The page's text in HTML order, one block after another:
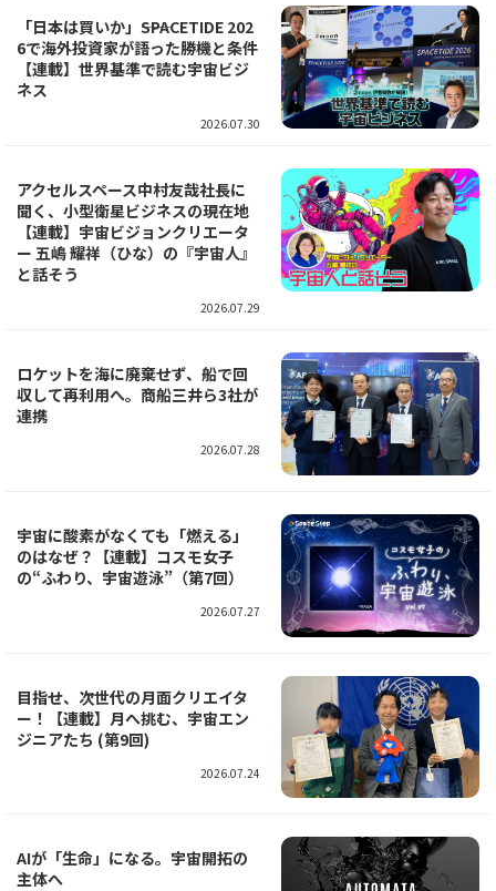
「日本は買いか」――SPACETIDE 202
6で海外投資家が語った勝機と条件
【連載】世界基準で読む宇宙ビジ
ネス
2026.07.30
アクセルスペース中村友哉社長に
聞く、小型衛星ビジネスの現在地
【連載】宇宙ビジョンクリエータ
ー 五嶋 耀祥（ひな）の『宇宙人』
と話そう
2026.07.29
ロケットを海に廃棄せず、船で回
収して再利用へ。商船三井ら3社が
連携
2026.07.28
宇宙に酸素がなくても「燃える」
のはなぜ？【連載】コスモ女子
の“ふわり、宇宙遊泳”（第7回）
2026.07.27
目指せ、次世代の月面クリエイタ
ー！【連載】月へ挑む、宇宙エン
ジニアたち (第9回)
2026.07.24
AIが「生命」になる。宇宙開拓の
主体へ